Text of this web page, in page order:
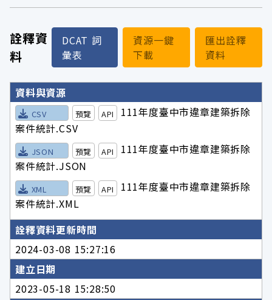
詮釋資
料
DCAT 詞
彙表
資源一鍵
下載
匯出詮釋
資料
詮釋資料詳細內容
資料與資源
CSV 預覽 API
111年度臺中市違章建築拆除
案件統計.CSV
JSON 預覽 API
111年度臺中市違章建築拆除
案件統計.JSON
XML 預覽 API
111年度臺中市違章建築拆除
案件統計.XML
詮釋資料更新時間
2024-03-08 15:27:16
建立日期
2023-05-18 15:28:50